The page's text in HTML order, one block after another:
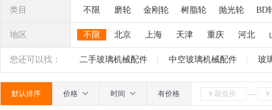
类目 不限 磨轮 金刚轮 树脂轮 抛光轮 BD
轮 玻璃机械配件 花边钳 鸭嘴轮 吸盘
石英陶瓷辊 辊道绳 橡胶制品 网版 电机
地区 不限 北京 上海 天津 重庆 河北
南 广东 广西 江西 四川 海南 贵州
您还可以找： 二手玻璃机械配件 中空玻璃机械配件 玻
默认排序 价格 时间 有价格 —